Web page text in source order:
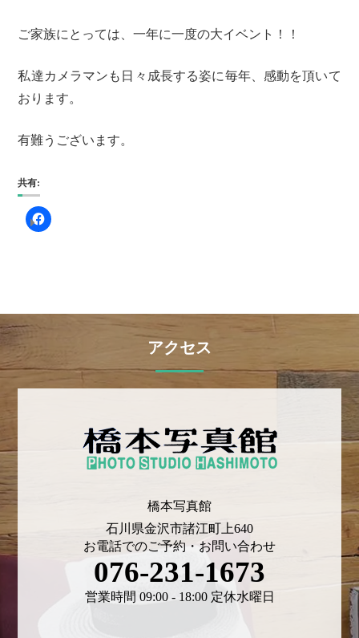
ご家族にとっては、一年に一度の大イベント！！
私達カメラマンも日々成長する姿に毎年、感動を頂いて
おります。
有難うございます。
共有:
アクセス
橋本写真館
石川県金沢市諸江町上640
お電話でのご予約・お問い合わせ
076-231-1673
営業時間 09:00 - 18:00 定休水曜日